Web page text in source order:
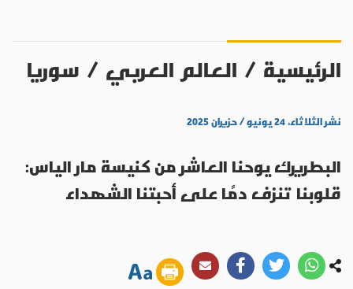
الرئيسية / العالم العربي / سوريا
نشر الثلاثاء، ٢٤ يونيو / حزيران ٢٠٢٥
البطريرك يوحنا العاشر من كنيسة مار الياس:
قلوبنا تنزف دمًا على أحبتنا الشهداء